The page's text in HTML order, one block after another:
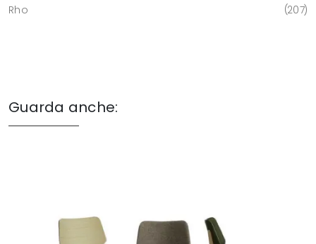
Rho
207
Guarda anche: